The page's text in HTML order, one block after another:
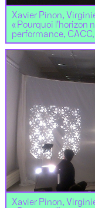
Xavier Pinon,
« Pourquoi l’horizon
performance,
Xavier Pinon,